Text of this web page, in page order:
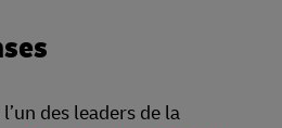
des leaders de la